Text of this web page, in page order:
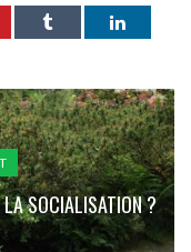
LA SOCIALISATION ?